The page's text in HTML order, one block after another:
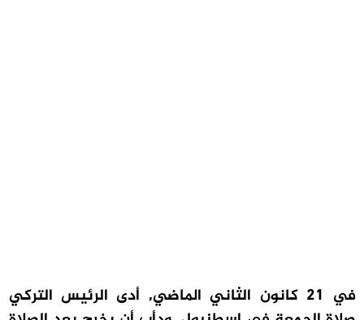
في 21 كانون الثاني الماضي, أدى الرئيس التركي